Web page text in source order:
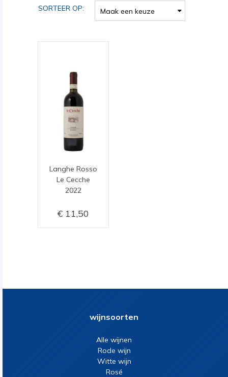
SORTEER OP: Maak een keuze
Langhe Rosso
Le Cecche
2022
11,50
wijnsoorten
Alle wijnen
Rode wijn
Witte wijn
Rosé